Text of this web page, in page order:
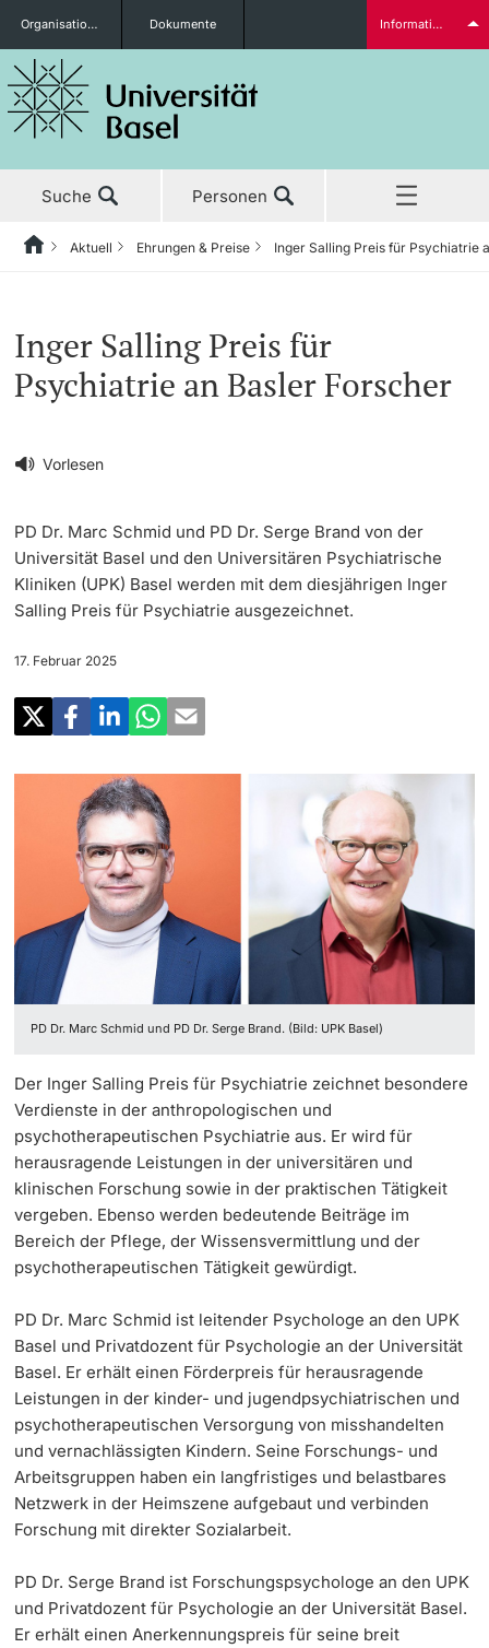
Studieninteressierte
weitere Informationen
Doktorierende
weitere Informationen
Dozierende
weitere Informationen
Organisationseinheiten Dokumente Informationen für...
Suche Personen
Aktuell
‡ ‡ ‡ ‡
News
Ehrungen & Preise
Newsletter
Universität in den Medien
Social Media
UNI NOVA
‡ ‡ ‡ ‡ ‡ ‡ ‡ ‡
Service für Medien
‡ ‡ ‡ ‡ ‡ ‡ ‡ ‡ ‡ ‡ ‡ ‡ ‡ ‡ ‡ ‡ ‡ ‡ ‡ ‡ ‡ ‡ ‡ ‡ ‡ ‡ ‡ ‡ ‡ ‡ ‡ ‡
Podcasts
‡ ‡ ‡ ‡ ‡ ‡ ‡ ‡ ‡ ‡ ‡ ‡
‡ ‡ ‡ ‡ ‡ ‡ ‡ ‡ ‡ ‡ ‡ ‡ ‡ ‡ ‡ ‡
‡ ‡ ‡ ‡ ‡ ‡ ‡ ‡ ‡ ‡ ‡ ‡ ‡ ‡ ‡ ‡ ‡ ‡ ‡ ‡ ‡ ‡ ‡ ‡ ‡ ‡ ‡ ‡ ‡ ‡ ‡ ‡ ‡ ‡ ‡ ‡ ‡ ‡ ‡ ‡
‡ ‡ ‡ ‡ ‡ ‡ ‡ ‡ ‡ ‡ ‡ ‡ ‡ ‡ ‡ ‡
Lehre
‡ ‡ ‡ ‡ ‡ ‡ ‡ ‡ ‡ ‡ ‡ ‡ ‡ ‡ ‡ ‡ ‡ ‡ ‡ ‡ ‡ ‡ ‡ ‡
Weiterbildung
‡ ‡ ‡ ‡ ‡ ‡ ‡ ‡ ‡ ‡ ‡ ‡ ‡ ‡ ‡ ‡ ‡ ‡ ‡ ‡ ‡ ‡ ‡ ‡ ‡ ‡ ‡ ‡ ‡ ‡ ‡ ‡ ‡ ‡ ‡ ‡ ‡ ‡ ‡ ‡ ‡
‡ ‡ ‡ ‡ ‡ ‡ ‡ ‡ ‡ ‡ ‡ ‡ ‡ ‡ ‡ ‡ ‡ ‡ ‡
Universität
HomeZurückAktuell Ehrungen & Preise Inger Salling Preis für Psychiatrie
Vorlesen
Inger Salling Preis für
Psychiatrie an Basler Forscher
PD Dr. Marc Schmid und PD Dr. Serge Brand von der
Universität Basel und den Universitären Psychiatrische
Kliniken (UPK) Basel werden mit dem diesjährigen Inger
Salling Preis für Psychiatrie ausgezeichnet.
17. Februar 2025
PD Dr. Marc Schmid und PD Dr. Serge Brand. (Bild: UPK Basel)
Der Inger Salling Preis für Psychiatrie zeichnet besondere
Verdienste in der anthropologischen und
psychotherapeutischen Psychiatrie aus. Er wird für
herausragende Leistungen in der universitären und
klinischen Forschung sowie in der praktischen Tätigkeit
vergeben. Ebenso werden bedeutende Beiträge im
Bereich der Pflege, der Wissensvermittlung und der
psychotherapeutischen Tätigkeit gewürdigt.
PD Dr. Marc Schmid ist leitender Psychologe an den UPK
Basel und Privatdozent für Psychologie an der Universität
Basel. Er erhält einen Förderpreis für herausragende
Leistungen in der kinder- und jugendpsychiatrischen und
psychotherapeutischen Versorgung von misshandelten
und vernachlässigten Kindern. Seine Forschungs- und
Arbeitsgruppen haben ein langfristiges und belastbares
Netzwerk in der Heimszene aufgebaut und verbinden
Forschung mit direkter Sozialarbeit.
PD Dr. Serge Brand ist Forschungspsychologe an den UPK
und Privatdozent für Psychologie an der Universität Basel.
Er erhält einen Anerkennungspreis für seine breit